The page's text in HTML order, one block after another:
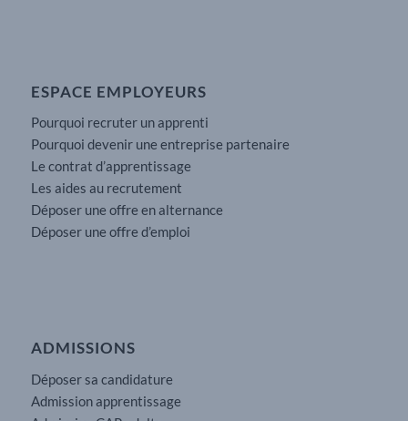
ESPACE EMPLOYEURS
Pourquoi recruter un apprenti
Pourquoi devenir une entreprise partenaire
Le contrat d’apprentissage
Les aides au recrutement
Déposer une offre en alternance
Déposer une offre d’emploi
ADMISSIONS
Déposer sa candidature
Admission apprentissage